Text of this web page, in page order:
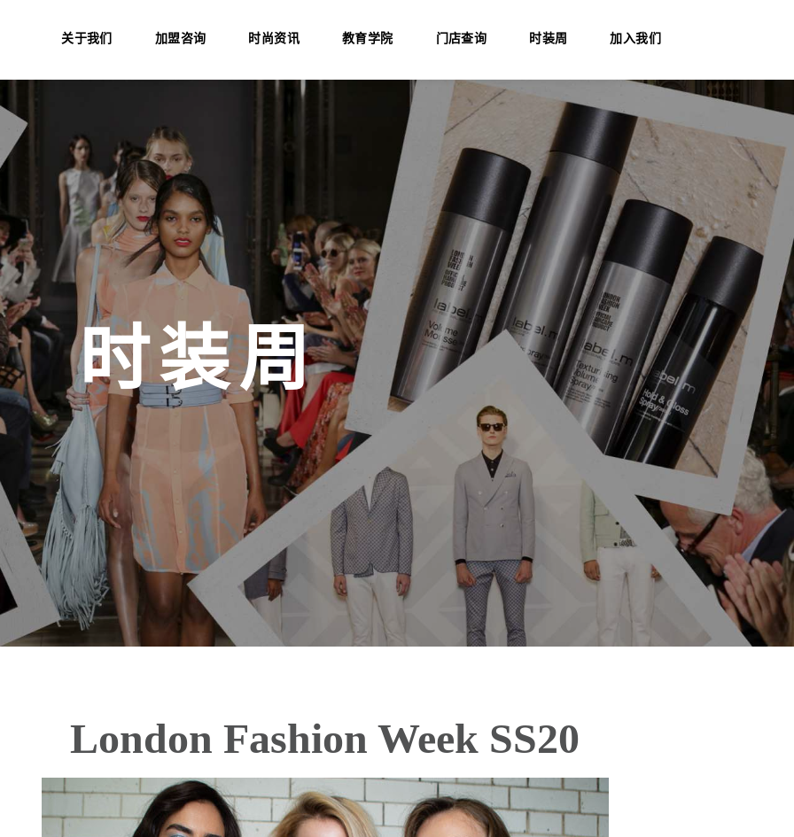
关于我们
essensuals彩秀
加盟咨询 时尚资讯
荣誉奖项
教育学院
讲师介绍 艺术团队 课程介绍 证书查询
门店查询
essensuals彩秀
时装周
时装周 秀场直击
加入我们
职位申请 联系我们
时装周
London Fashion Week SS20